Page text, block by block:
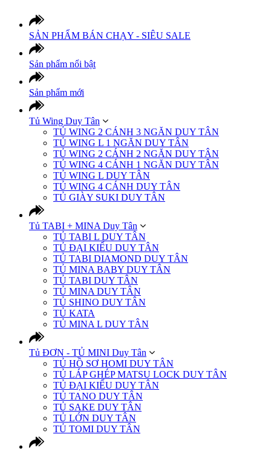
SẢN PHẨM BÁN CHẠY - SIÊU SALE
Sản phẩm nổi bật
Sản phẩm mới
Tủ Wing Duy Tân
TỦ WING 2 CÁNH 3 NGĂN DUY TÂN
TỦ WING L 1 NGĂN DUY TÂN
TỦ WING 2 CÁNH 2 NGĂN DUY TÂN
TỦ WING 4 CÁNH 1 NGĂN DUY TÂN
TỦ WING L DUY TÂN
TỦ WING 4 CÁNH DUY TÂN
TỦ GIÀY SUKI DUY TÂN
Tủ TABI + MINA Duy Tân
TỦ TABI L DUY TÂN
TỦ ĐẠI KIỂU DUY TÂN
TỦ TABI DIAMOND DUY TÂN
TỦ MINA BABY DUY TÂN
TỦ TABI DUY TÂN
TỦ MINA DUY TÂN
TỦ SHINO DUY TÂN
TỦ KATA
TỦ MINA L DUY TÂN
Tủ ĐƠN - TỦ MINI Duy Tân
TỦ HỒ SƠ HOMI DUY TÂN
TỦ LÁP GHÉP MATSU LOCK DUY TÂN
TỦ ĐẠI KIỂU DUY TÂN
TỦ TANO DUY TÂN
TỦ SAKE DUY TÂN
TỦ LỚN DUY TÂN
TỦ TOMI DUY TÂN